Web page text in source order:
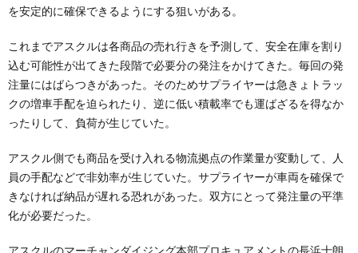
を安定的に確保できるようにする狙いがある。
これまでアスクルは各商品の売れ行きを予測して、安全在庫を割り
込む可能性が出てきた段階で必要分の発注をかけてきた。毎回の発
注量にはばらつきがあった。そのためサプライヤーは急きょトラッ
クの増車手配を迫られたり、逆に低い積載率でも運ばざるを得なか
ったりして、負荷が生じていた。
アスクル側でも商品を受け入れる物流拠点の作業量が変動して、人
員の手配などで非効率が生じていた。サプライヤーが車両を確保で
きなければ納品が遅れる恐れがあった。双方にとって発注量の平準
化が必要だった。
アスクルのマーチャンダイジング本部プロキュアメントの長浜士朗